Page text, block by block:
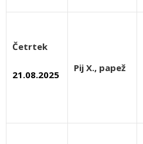
Četrtek
21.08.2025
Pij X., papež